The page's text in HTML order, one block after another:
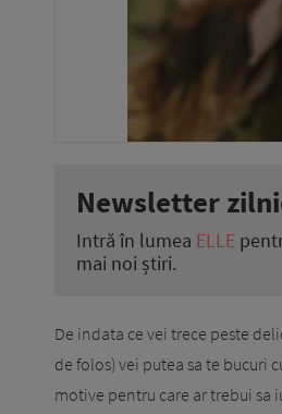
Newsletter
Intră în lumea ELLE
mai noi știri.
De indata ce vei trece peste
de folos) vei putea sa te bucuri
motive pentru care ar trebui sa